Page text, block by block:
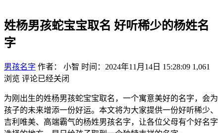
姓杨男孩蛇宝宝取名 好听稀少的杨姓名
字
男孩名字 作者： 小智 时间：2024年11月14日 15:28:09 1,061
浏览 评论已经关闭
为刚出生的姓杨男孩蛇宝宝取名，一个寓意美好的名字，会为
孩子的未来增添一份好运。本文将为大家提供一份好听稀少、
吉利唯美、高端霸气的杨姓男孩名字，让各位父母有个好名字